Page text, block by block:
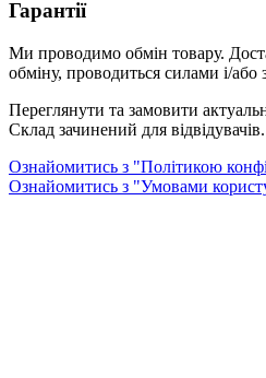
Гарантії
Ми проводимо обмін товару.
обміну, проводиться силами і/або
Переглянути та замовити
Склад зачинений для відвідувачів.
Ознайомитись з "Політикою
Ознайомитись з "Умовами